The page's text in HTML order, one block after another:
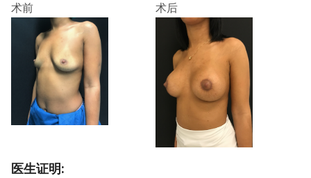
术前 术后
医生证明: